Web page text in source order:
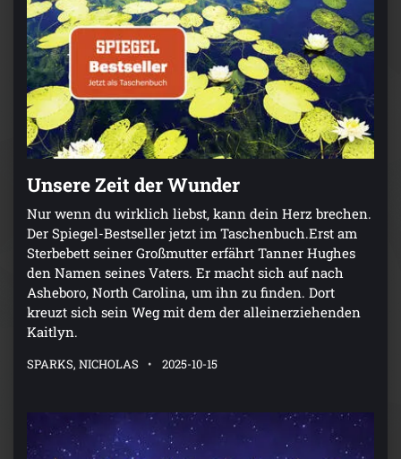
Unsere Zeit der Wunder
Nur wenn du wirklich liebst, kann dein Herz brechen.
Der Spiegel-Bestseller jetzt im Taschenbuch.Erst am
Sterbebett seiner Großmutter erfährt Tanner Hughes
den Namen seines Vaters. Er macht sich auf nach
Asheboro, North Carolina, um ihn zu finden. Dort
kreuzt sich sein Weg mit dem der alleinerziehenden
Kaitlyn.
SPARKS, NICHOLAS 2025-10-15